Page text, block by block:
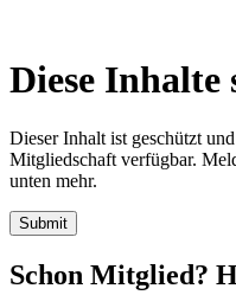
Diese Inhalte
Dieser Inhalt ist geschützt
Mitgliedschaft verfügbar.
unten mehr.
Schon Mitglied?